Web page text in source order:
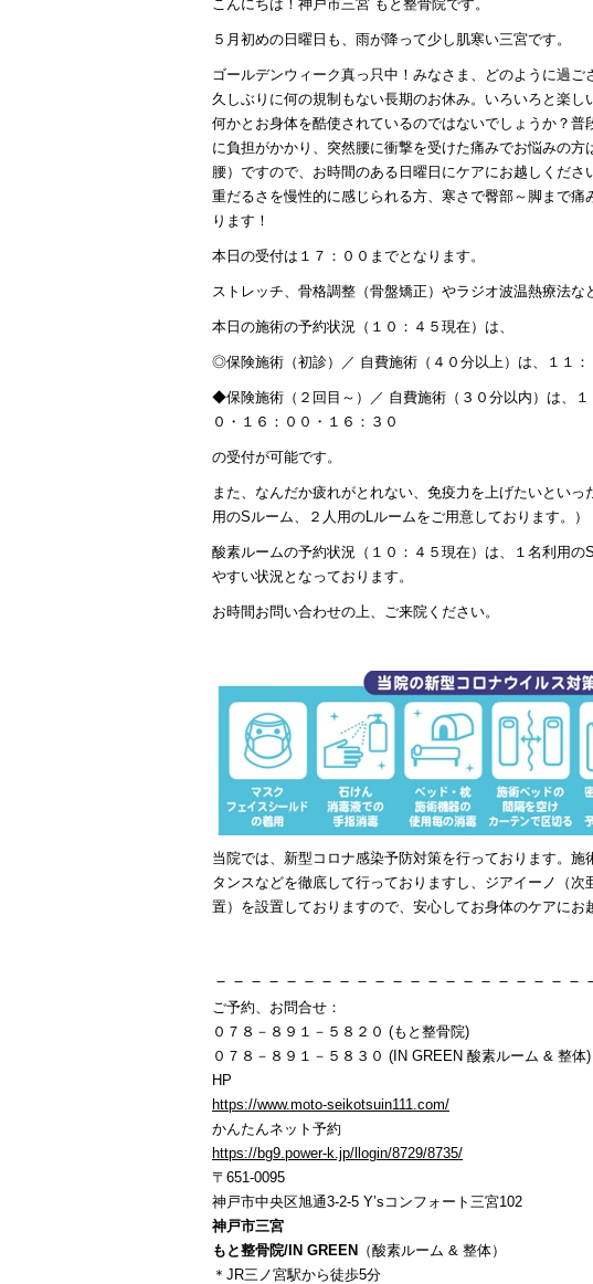
こんにちは！神戸市三宮 もと整骨院です。
５月初めの日曜日も、雨が降って少し肌寒い三宮です。
ゴールデンウィーク真っ只中！みなさま、どのように過ご
久しぶりに何の規制もない長期のお休み。いろいろと楽し
何かとお身体を酷使されているのではないでしょうか？
に負担がかかり、突然腰に衝撃を受けた痛みでお悩みの
腰）ですので、お時間のある日曜日にケアにお越しくだ
重だるさを慢性的に感じられる方、寒さで臀部～脚まで
ります！
本日の受付は１７：００までとなります。
ストレッチ、骨格調整（骨盤矯正）やラジオ波温熱療法な
本日の施術の予約状況（１０：４５現在）は、
◎保険施術（初診）／ 自費施術（４０分以上）は、１１：
◆保険施術（２回目～）／ 自費施術（３０分以内）は、
０・１６：００・１６：３０
の受付が可能です。
また、なんだか疲れがとれない、免疫力を上げたいとい
用のSルーム、２人用のLルームをご用意しております。）
酸素ルームの予約状況（１０：４５現在）は、１名利用
やすい状況となっております。
お時間お問い合わせの上、ご来院ください。
当院では、新型コロナ感染予防対策を行っております。
タンスなどを徹底して行っておりますし、ジアイーノ（
置）を設置しておりますので、安心してお身体のケアにお
－－－－－－－－－－－－－－－－－－－－－
ご予約、お問合せ：
０７８－８９１－５８２０ (もと整骨院)
０７８－８９１－５８３０ (IN GREEN 酸素ルーム & 整体)
HP
https://www.moto-seikotsuin111.com/
かんたんネット予約
https://bg9.power-k.jp/llogin/8729/8735/
〒651-0095
神戸市中央区旭通3-2-5 Y’sコンフォート三宮102
神戸市三宮
もと整骨院/IN GREEN
（酸素ルーム & 整体）
＊JR三ノ宮駅から徒歩5分